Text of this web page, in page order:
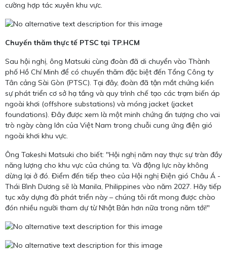
cường hợp tác xuyên khu vực.
Chuyến thăm thực tế PTSC tại TP.HCM
Sau hội nghị, ông Matsuki cùng đoàn đã di chuyển vào Thành
phố Hồ Chí Minh để có chuyến thăm đặc biệt đến Tổng Công ty
Tân cảng Sài Gòn (PTSC). Tại đây, đoàn đã tận mắt chứng kiến
sự phát triển cơ sở hạ tầng và quy trình chế tạo các trạm biến áp
ngoài khơi (offshore substations) và móng jacket (jacket
foundations). Đây được xem là một minh chứng ấn tượng cho vai
trò ngày càng lớn của Việt Nam trong chuỗi cung ứng điện gió
ngoài khơi khu vực.
Ông Takeshi Matsuki cho biết: "Hội nghị năm nay thực sự tràn đầy
năng lượng cho khu vực của chúng ta. Và động lực này không
dừng lại ở đó. Điểm đến tiếp theo của Hội nghị Điện gió Châu Á -
Thái Bình Dương sẽ là Manila, Philippines vào năm 2027. Hãy tiếp
tục xây dựng đà phát triển này – chúng tôi rất mong được chào
đón nhiều người tham dự từ Nhật Bản hơn nữa trong năm tới!"